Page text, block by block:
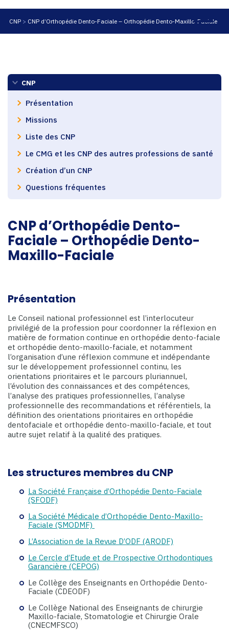
CNP CNP d’Orthopédie Dento-Faciale – Orthopédie Dento-Maxillo-Faciale
CNP
Présentation
Missions
Liste des CNP
Le CMG et les CNP des autres professions de santé
Création d’un CNP
Questions fréquentes
CNP d’Orthopédie Dento-
Faciale – Orthopédie Dento-
Maxillo-Faciale
Présentation
Le Conseil national professionnel est l’interlocuteur
privilégié de la profession pour coordonner la réflexion en
matière de formation continue en orthopédie dento-faciale
et orthopédie dento-maxillo-faciale, et notamment
l’organisation d’une réflexion commune et indépendante
sur le développement professionnel continu, les
orientations prioritaires et le parcours pluriannuel,
l’évolution des connaissances et des compétences,
l’analyse des pratiques professionnelles, l’analyse
professionnelle des recommandations et référentiels, la
définition des orientations prioritaires en orthopédie
dentofaciale et orthopédie dento-maxillo-faciale, et tout
autre sujet relatif à la qualité des pratiques.
Les structures membres du CNP
La Société Française d’Orthopédie Dento-Faciale
(SFODF)
La Société Médicale d’Orthopédie Dento-Maxillo-
Faciale (SMODMF)
L’Association de la Revue D’ODF (ARODF)
Le Cercle d’Etude et de Prospective Orthodontiques
Garancière (CEPOG)
Le Collège des Enseignants en Orthopédie Dento-
Faciale (CDEODF)
Le Collège National des Enseignants de chirurgie
Maxillo-faciale, Stomatologie et Chirurgie Orale
(CNECMFSCO)